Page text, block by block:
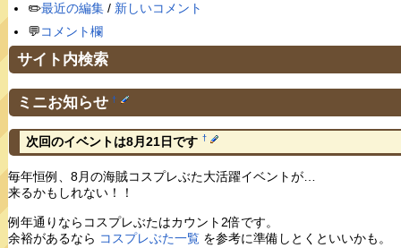
✏️最近の編集/ 新しいコメント
💬コメント欄
サイト内検索
ミニお知らせ †
次回のイベントは8月21日です †
毎年恒例、8月の海賊コスプレぶた大活躍イベントが…
来るかもしれない！！
例年通りならコスプレぶたはカウント2倍です。
余裕があるなら コスプレぶた一覧を参考に準備しとくといいかも。